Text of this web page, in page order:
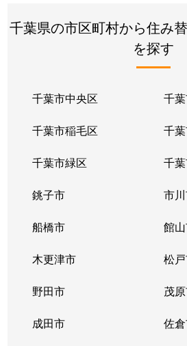
千葉県の市区町村から住み
を探す
千葉市中央区 千
千葉市稲毛区 千
千葉市緑区 千
銚子市 市
船橋市 館
木更津市 松
野田市 茂
成田市 佐